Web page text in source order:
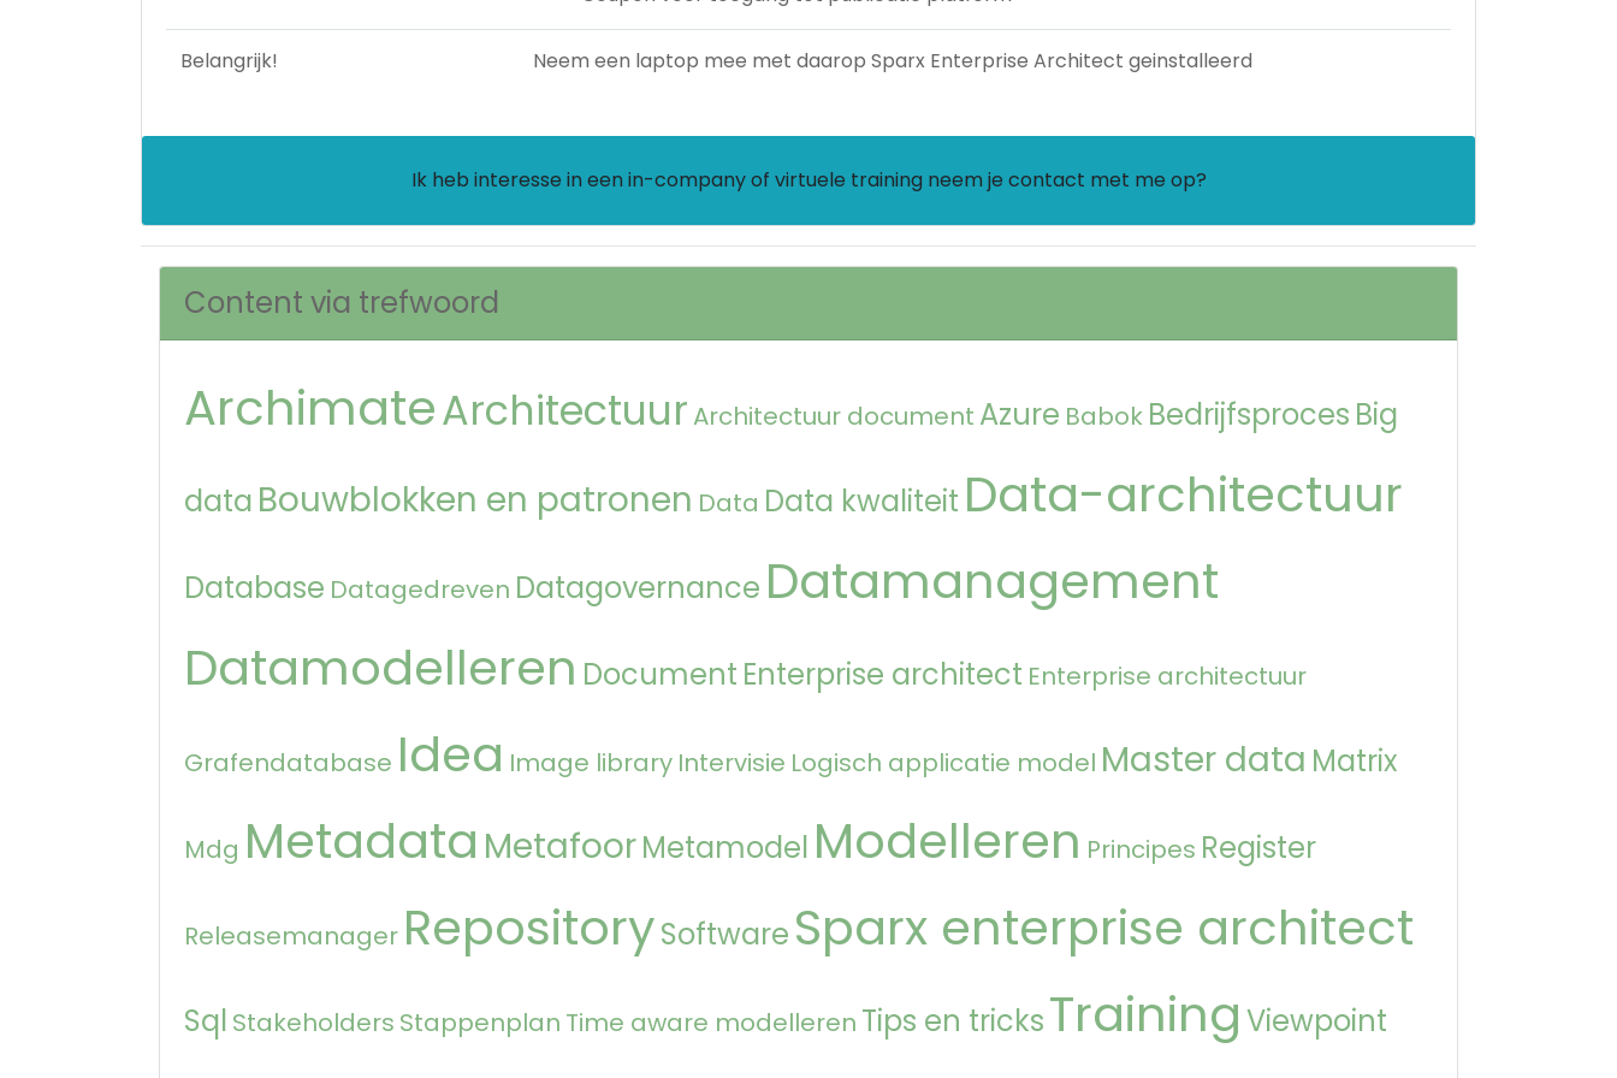
Belangrijk! Neem een laptop mee met daarop Sparx Enterprise Architect geinstalleerd
Ik heb interesse in een in-company of virtuele training neem je contact met me op?
Content via trefwoord
ArchimateArchitectuur Architectuur document Azure Babok Bedrijfsproces Big
data Bouwblokken en patronen Data Data kwaliteit Data-architectuur
Database Datagedreven Datagovernance Datamanagement
Datamodelleren Document Enterprise architect Enterprise architectuur
Grafendatabase Idea Image library Intervisie Logisch applicatie model Master data Matrix
Mdg Metadata MetafoorMetamodel Modelleren Principes Register
Releasemanager RepositorySoftware Sparx enterprise architect
Sql Stakeholders Stappenplan Time aware modelleren Tips en tricksTraining Viewpoint